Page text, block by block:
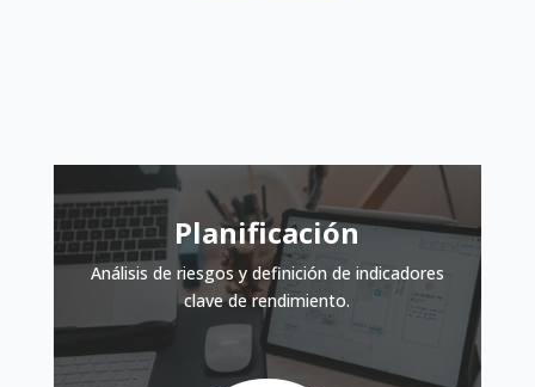
Planificación
Análisis de riesgos y definición de indicadores
clave de rendimiento.